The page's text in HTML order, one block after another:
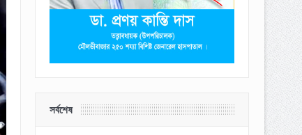
সর্বশেষ